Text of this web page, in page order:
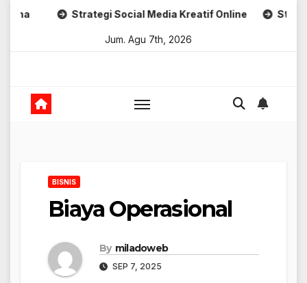
Skip
Strategi Social Media Kreatif Online Strategi
Jum. Agu 7th, 2026
BISNIS
Biaya Operasional
By miladoweb
SEP 7, 2025